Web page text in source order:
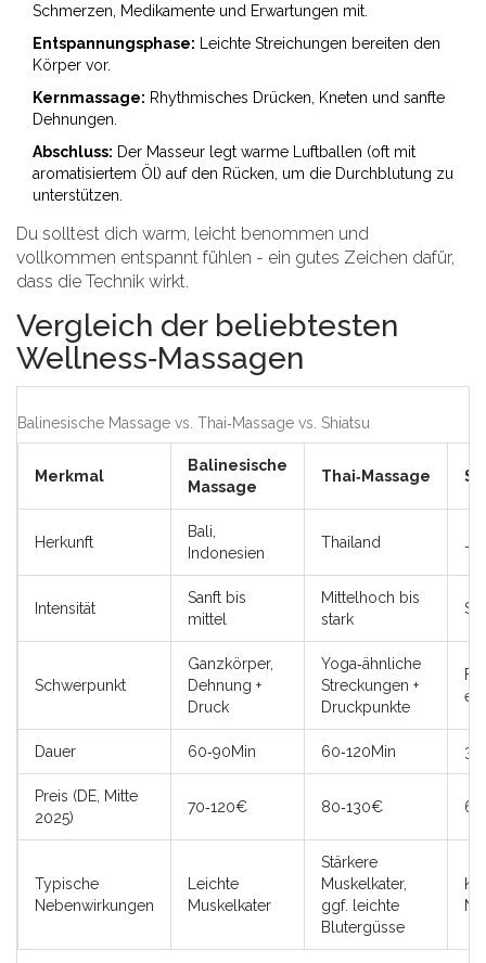
Schmerzen, Medikamente und Erwartungen mit.
Entspannungsphase: Leichte Streichungen bereiten den
Körper vor.
Kernmassage: Rhythmisches Drücken, Kneten und sanfte
Dehnungen.
Abschluss: Der Masseur legt warme Luftballen (oft mit
aromatisiertem Öl) auf den Rücken, um die Durchblutung zu
unterstützen.
Du solltest dich warm, leicht benommen und
vollkommen entspannt fühlen - ein gutes Zeichen dafür,
dass die Technik wirkt.
Vergleich der beliebtesten
Wellness‑Massagen
Balinesische Massage vs. Thai‑Massage vs. Shiatsu
Merkmal
Balinesische
Massage
Thai‑Massage
Herkunft
Bali,
Indonesien
Thailand
Intensität
Sanft bis
mittel
Mittelhoch bis
stark
Schwerpunkt
Ganzkörper,
Dehnung +
Druck
Yoga‑ähnliche
Streckungen +
Druckpunkte
Dauer 60‑90Min 60‑120Min
Preis (DE, Mitte
2025)
70‑120€ 80‑130€
Typische
Nebenwirkungen
Leichte
Muskelkater
Stärkere
Muskelkater,
ggf. leichte
Blutergüsse